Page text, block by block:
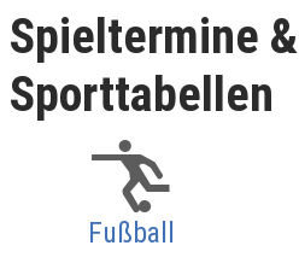
Spieltermine &
Sporttabellen
Fußball